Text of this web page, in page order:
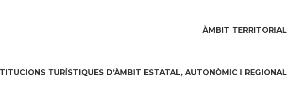
ÀMBIT TERRITORIAL
TURÍSTIQUES D’ÀMBIT ESTATAL, AUTONÒMIC I REGIONAL